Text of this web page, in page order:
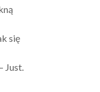
się
Just.